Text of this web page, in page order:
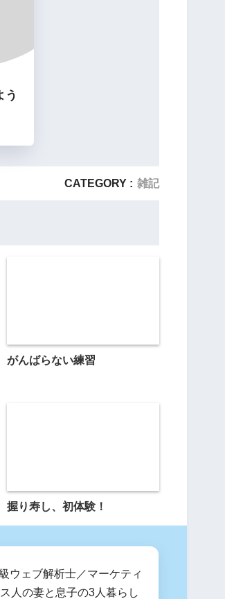
う
CATEGORY : 雑記
がんばらない練習
握り寿し、初体験！
ウェブ解析士／マーケティ
人の妻と息子の3人暮らし